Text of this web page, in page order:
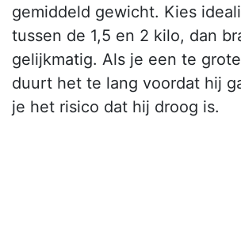
gemiddeld gewicht. Kies
tussen de 1,5 en 2 kilo, dan
gelijkmatig. Als je een te
duurt het te lang voordat hij
je het risico dat hij droog is.